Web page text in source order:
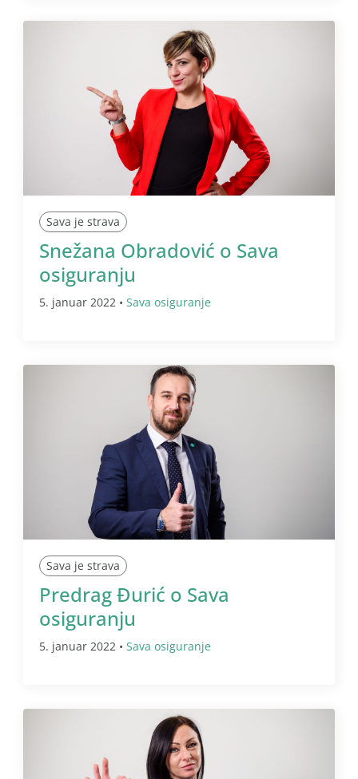
Sava je strava
Snežana Obradović o Sava
osiguranju
5. januar 2022 • Sava osiguranje
Sava je strava
Predrag Đurić o Sava
osiguranju
5. januar 2022 • Sava osiguranje